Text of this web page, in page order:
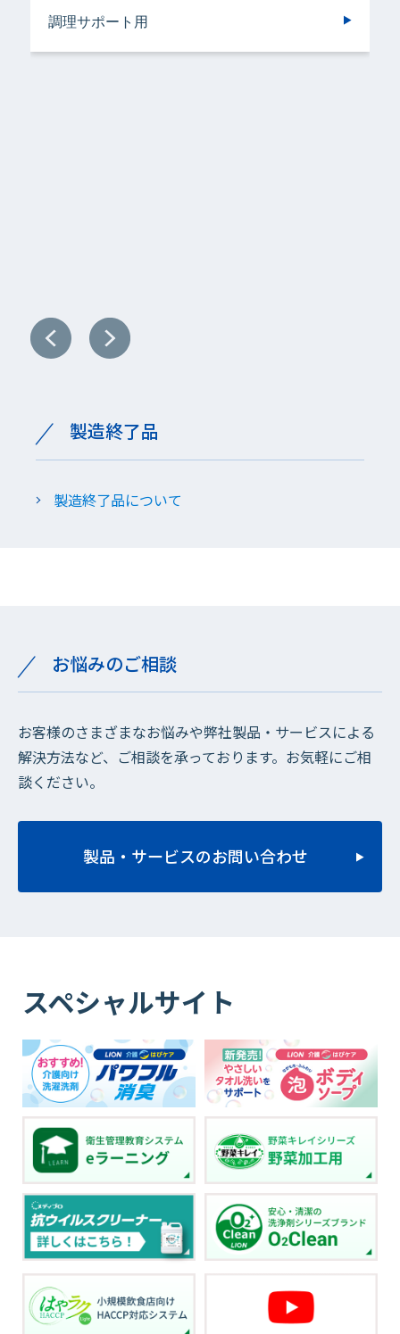
調理サポート用
容器洗浄機用
製造終了品
製造終了品について
お悩みのご相談
お客様のさまざまなお悩みや弊社製品・サービスによる
解決方法など、ご相談を承っております。お気軽にご相
談ください。
製品・サービスのお問い合わせ
スペシャルサイト